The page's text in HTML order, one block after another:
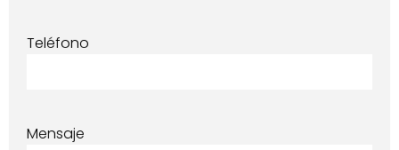
Teléfono
Mensaje